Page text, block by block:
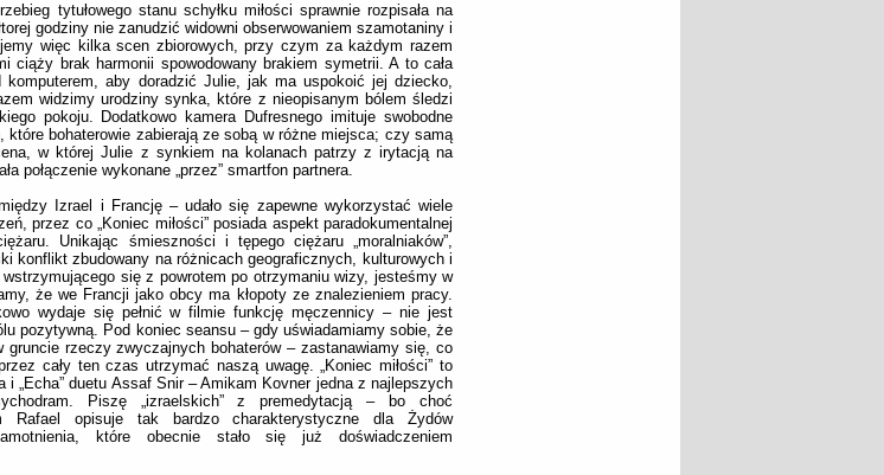
tytułowego stanu schyłku miłości sprawnie rozpisała na
godziny nie zanudzić widowni obserwowaniem szamotaniny i
więc kilka scen zbiorowych, przy czym za każdym razem
ciąży brak harmonii spowodowany brakiem symetrii. A to cała
komputerem, aby doradzić Julie, jak ma uspokoić jej dziecko,
widzimy urodziny synka, które z nieopisanym bólem śledzi
pokoju. Dodatkowo kamera Dufresnego imituje swobodne
które bohaterowie zabierają ze sobą w różne miejsca; czy samą
w której Julie z synkiem na kolanach patrzy z irytacją na
połączenie wykonane „przez” smartfon partnera.
Izrael i Francję – udało się zapewne wykorzystać wiele
przez co „Koniec miłości” posiada aspekt paradokumentalnej
Unikając śmieszności i tępego ciężaru „moralniaków”,
konflikt zbudowany na różnicach geograficznych, kulturowych i
wstrzymującego się z powrotem po otrzymaniu wizy, jesteśmy w
że we Francji jako obcy ma kłopoty ze znalezieniem pracy.
wydaje się pełnić w filmie funkcję męczennicy – nie jest
pozytywną. Pod koniec seansu – gdy uświadamiamy sobie, że
gruncie rzeczy zwyczajnych bohaterów – zastanawiamy się, co
cały ten czas utrzymać naszą uwagę. „Koniec miłości” to
i „Echa” duetu Assaf Snir – Amikam Kovner jedna z najlepszych
Piszę „izraelskich” z premedytacją – bo choć
Rafael opisuje tak bardzo charakterystyczne dla Żydów
które obecnie stało się już doświadczeniem